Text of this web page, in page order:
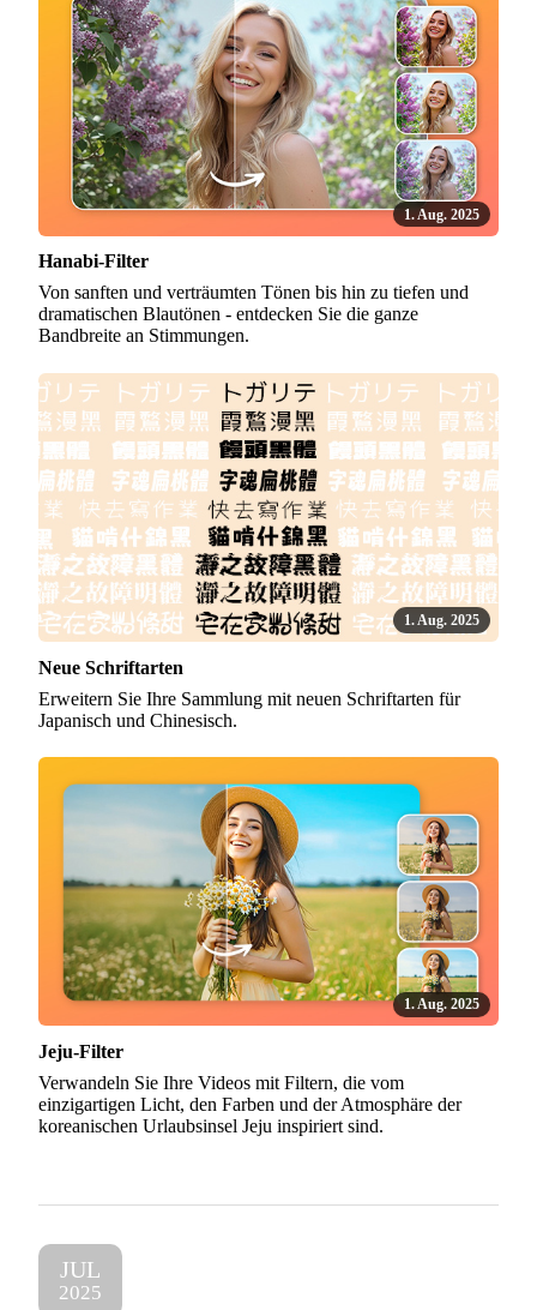
1. Aug. 2025
Hanabi-Filter
Von sanften und verträumten Tönen bis hin zu tiefen und
dramatischen Blautönen - entdecken Sie die ganze
Bandbreite an Stimmungen.
1. Aug. 2025
Neue Schriftarten
Erweitern Sie Ihre Sammlung mit neuen Schriftarten für
Japanisch und Chinesisch.
1. Aug. 2025
Jeju-Filter
Verwandeln Sie Ihre Videos mit Filtern, die vom
einzigartigen Licht, den Farben und der Atmosphäre der
koreanischen Urlaubsinsel Jeju inspiriert sind.
JUL
2025